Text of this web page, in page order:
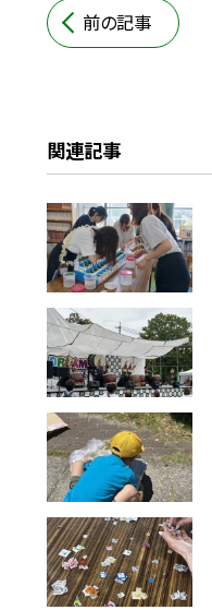
前の記事
関連記事